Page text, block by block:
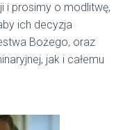
i prosimy o modlitwę,
ich decyzja
Bożego, oraz
jak i całemu